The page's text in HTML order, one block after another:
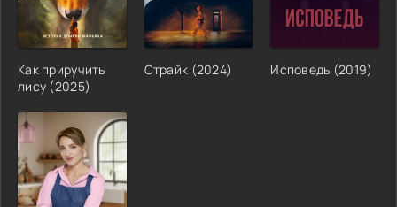
Как приручить
лису (2025)
Страйк (2024) Исповедь (2019)